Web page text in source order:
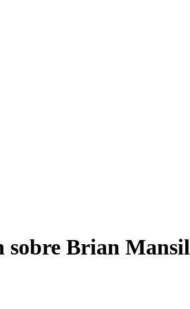
sobre Brian